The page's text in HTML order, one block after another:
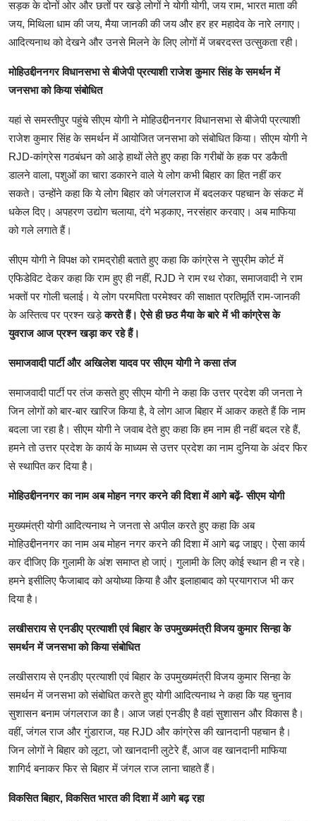
सड़क के दोनों ओर और छतों पर खड़े लोगों ने योगी योगी, जय राम, भारत माता की
जय, मिथिला धाम की जय, मैया जानकी की जय और हर हर महादेव के नारे लगाए।
आदित्यनाथ को देखने और उनसे मिलने के लिए लोगों में जबरदस्त उत्सुकता रही।
मोहिउद्दीननगर विधानसभा से बीजेपी प्रत्याशी राजेश कुमार सिंह के समर्थन में
जनसभा को किया संबोधित
यहां से समस्तीपुर पहुंचे सीएम योगी ने मोहिउद्दीननगर विधानसभा से बीजेपी प्रत्याशी
राजेश कुमार सिंह के समर्थन में आयोजित जनसभा को संबोधित किया। सीएम योगी ने
RJD-कांग्रेस गठबंधन को आड़े हाथों लेते हुए कहा कि गरीबों के हक पर डकैती
डालने वाला, पशुओं का चारा डकारने वाले ये लोग कभी बिहार का हित नहीं कर
सकते। उन्होंने कहा कि ये लोग बिहार को जंगलराज में बदलकर पहचान के संकट में
धकेल दिए। अपहरण उद्योग चलाया, दंगे भड़काए, नरसंहार करवाए। अब माफिया
को गले लगाते हैं।
सीएम योगी ने विपक्ष को रामद्रोही बताते हुए कहा कि कांग्रेस ने सुप्रीम कोर्ट में
एफिडेविट देकर कहा कि राम हुए ही नहीं, RJD ने राम रथ रोका, समाजवादी ने राम
भक्तों पर गोली चलाई। ये लोग परमपिता परमेश्वर की साक्षात प्रतिमूर्ति राम-जानकी
के अस्तित्व पर प्रश्न खड़ेकरते हैं। ऐसे ही छठ मैया के बारे में भी कांग्रेस के
युवराज आज प्रश्न खड़ा कर रहे हैं।
समाजवादी पार्टी और अखिलेश यादव पर सीएम योगी ने कसा तंज
समाजवादी पार्टी पर तंज कसते हुए सीएम योगी ने कहा कि उत्तर प्रदेश की जनता ने
जिन लोगों को बार-बार खारिज किया है, वे लोग आज बिहार में आकर कहते हैं कि नाम
बदला जा रहा है। सीएम योगी ने जवाब देते हुए कहा कि हम नाम ही नहीं बदल रहे हैं,
हमने तो उत्तर प्रदेश के कार्य के माध्यम से उत्तर प्रदेश का नाम दुनिया के अंदर फिर
से स्थापित कर दिया है।
मोहिउद्दीननगर का नाम अब मोहन नगर करने की दिशा में आगे बढ़ें- सीएम योगी
मुख्यमंत्री योगी आदित्यनाथ ने जनता से अपील करते हुए कहा कि अब
मोहिउद्दीननगर का नाम अब मोहन नगर करने की दिशा में आगे बढ़ जाइए। ऐसा कार्य
कर दीजिए कि गुलामी के अंश समाप्त हो जाएं। गुलामी के लिए कोई स्थान ही न रहे।
हमने इसीलिए फैजाबाद को अयोध्या किया है और इलाहाबाद को प्रयागराज भी कर
दिया है।
लखीसराय से एनडीए प्रत्याशी एवं बिहार के उपमुख्यमंत्री विजय कुमार सिन्हा के
समर्थन में जनसभा को किया संबोधित
लखीसराय से एनडीए प्रत्याशी एवं बिहार के उपमुख्यमंत्री विजय कुमार सिन्हा के
समर्थन में जनसभा को संबोधित करते हुए योगी आदित्यनाथ ने कहा कि यह चुनाव
सुशासन बनाम जंगलराज का है। आज जहां एनडीए है वहां सुशासन और विकास है।
वहीं, जंगल राज और गुंडाराज, यह RJD और कांग्रेस की खानदानी पहचान है।
जिन लोगों ने बिहार को लूटा, जो खानदानी लुटेरे हैं, आज वह खानदानी माफिया
शागिर्द बनाकर फिर से बिहार में जंगल राज लाना चाहते हैं।
विकसित बिहार, विकसित भारत की दिशा में आगे बढ़ रहा